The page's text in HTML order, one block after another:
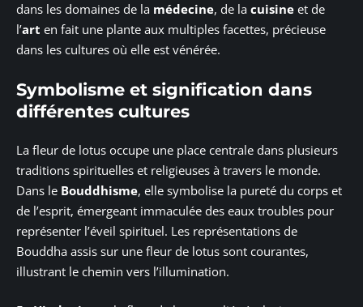
dans les domaines de la médecine, de la cuisine et de
l’art en fait une plante aux multiples facettes, précieuse
dans les cultures où elle est vénérée.
Symbolisme et signification dans
différentes cultures
La fleur de lotus occupe une place centrale dans plusieurs
traditions spirituelles et religieuses à travers le monde.
Dans le Bouddhisme, elle symbolise la pureté du corps et
de l’esprit, émergeant immaculée des eaux troubles pour
représenter l’éveil spirituel. Les représentations de
Bouddha assis sur une fleur de lotus sont courantes,
illustrant le chemin vers l’illumination.